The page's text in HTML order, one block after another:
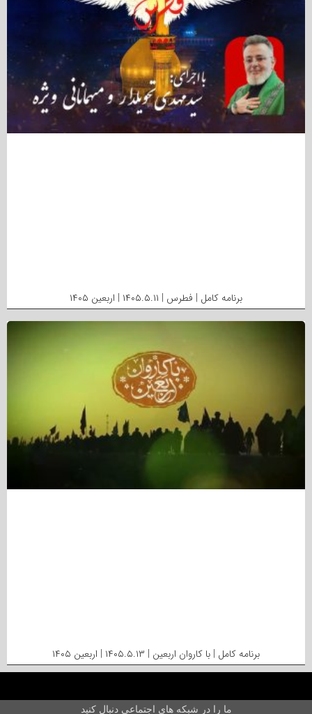
برنامه کامل | فطرس | ۱۴۰۵.۵.۱۱ | اربعین ۱۴۰۵
برنامه کامل | با کاروان اربعین | ۱۴۰۵.۵.۱۳ | اربعین ۱۴۰۵
ما را در شبکه های اجتماعی دنبال کنید